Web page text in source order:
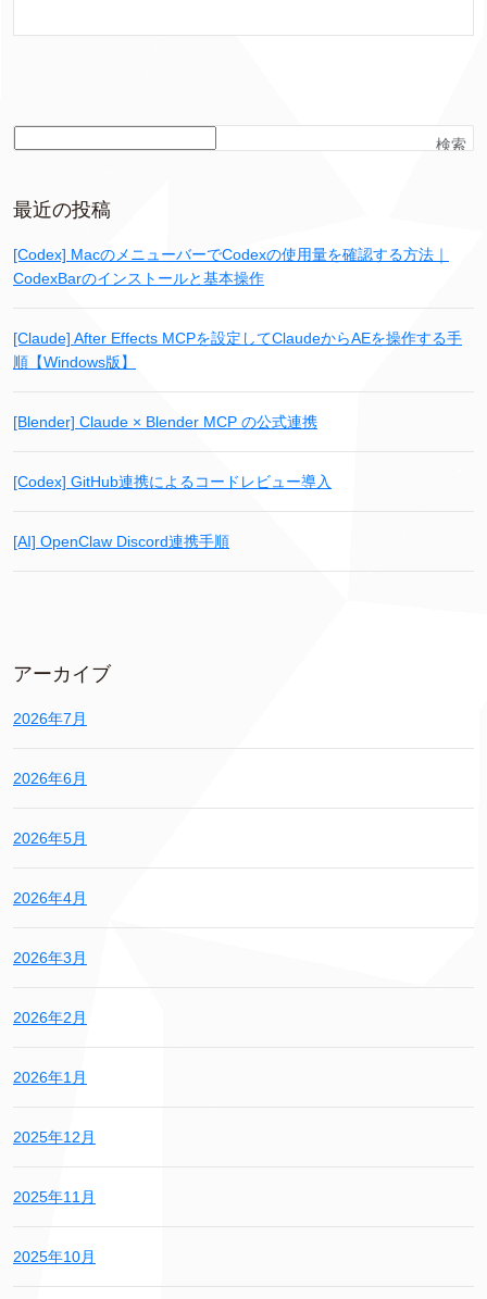
検索
最近の投稿
[Codex] MacのメニューバーでCodexの使用量を確認する方法｜
CodexBarのインストールと基本操作
[Claude] After Effects MCPを設定してClaudeからAEを操作する手
順【Windows版】
[Blender] Claude × Blender MCP の公式連携
[Codex] GitHub連携によるコードレビュー導入
[AI] OpenClaw Discord連携手順
アーカイブ
2026年7月
2026年6月
2026年5月
2026年4月
2026年3月
2026年2月
2026年1月
2025年12月
2025年11月
2025年10月